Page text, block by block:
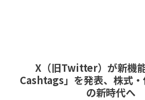
X（旧Twitter）が新機
Cashtags」を発表、株式
の新時代へ